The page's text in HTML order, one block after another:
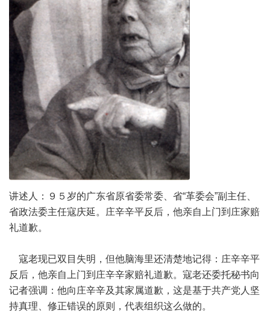
讲述人：９５岁的广东省原省委常委、省“革委会”副主任、
省政法委主任寇庆延。庄辛辛平反后，他亲自上门到庄家赔
礼道歉。
寇老现已双目失明，但他脑海里还清楚地记得：庄辛辛平
反后，他亲自上门到庄辛辛家赔礼道歉。寇老还委托秘书向
记者强调：他向庄辛辛及其家属道歉，这是基于共产党人坚
持真理、修正错误的原则，代表组织这么做的。